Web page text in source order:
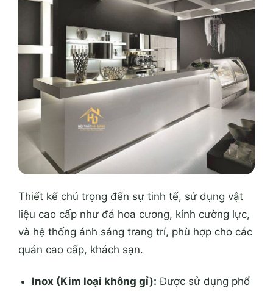
Thiết kế chú trọng đến sự tinh tế, sử dụng vật
liệu cao cấp như đá hoa cương, kính cường lực,
và hệ thống ánh sáng trang trí, phù hợp cho các
quán cao cấp, khách sạn.
Inox (Kim loại không gỉ): Được sử dụng phổ